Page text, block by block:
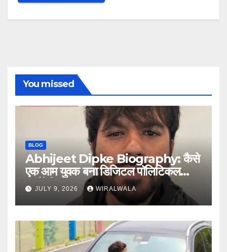
You missed
BLOG
Abhijeet Dipke Biography: कैसे
एक आम युवक बना डिजिटल पॉलिटिकल
स्ट्रैटेजिस्ट
JULY 9, 2026 WIRALWALA